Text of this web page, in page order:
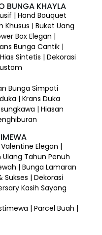
BUNGA KHAYLA
| Hand Bouquet
Khusus | Buket Uang
Box Elegan |
Bunga Cantik |
Sintetis | Dekorasi
Bunga Simpati
| Krans Duka
| Hiasan
Elegan |
Tahun Penuh
| Bunga Lamaran
| Dekorasi
Kasih Sayang
| Parcel Buah |